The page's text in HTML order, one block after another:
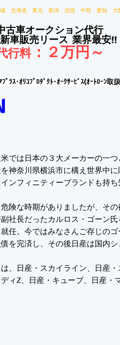
北海道 東北 新潟 北陸 中部 愛知
古車オークション代行
新車販売リース 業界最安!!
行料： ２万円～
ﾌﾟﾗｽ･ｵﾘｺﾌﾟﾛﾀﾞｸﾄ･ｵｰｸｻｰﾋﾞｽ(ｵｰﾄﾛｰﾝ取
では日本の３大メーカーの一
神奈川県横浜市に構え世界中
ンフィニティーブランドも持
険な時期がありましたが、そ
社長だったカルロス・ゴーン氏
任。今ではみなさんご存じのゴ
を完済し、その後日産は国内
、日産・スカイライン、日産・
ィZ、日産・キューブ、日産・